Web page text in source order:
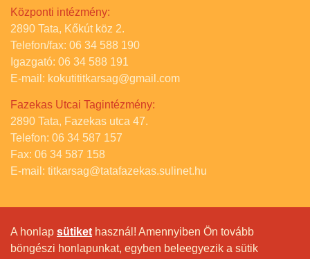
Központi intézmény:
2890 Tata, Kőkút köz 2.
Telefon/fax: 06 34 588 190
Igazgató: 06 34 588 191
E-mail: kokutititkarsag@gmail.com
Fazekas Utcai Tagintézmény:
2890 Tata, Fazekas utca 47.
Telefon: 06 34 587 157
Fax: 06 34 587 158
E-mail: titkarsag@tatafazekas.sulinet.hu
A honlap sütiket használ! Amennyiben Ön tovább
böngészi honlapunkat, egyben beleegyezik a sütik